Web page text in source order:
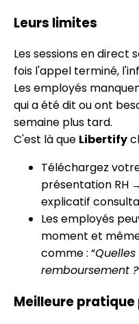
Leurs limites
Les sessions en direct
fois l'appel terminé,
Les employés
qui a été dit ou ont
semaine plus tard.
C'est là que Libertify
Téléchargez
présentation RH
explicatif
Les employés
moment et
comme : “
remboursement ?
Meilleure pratique